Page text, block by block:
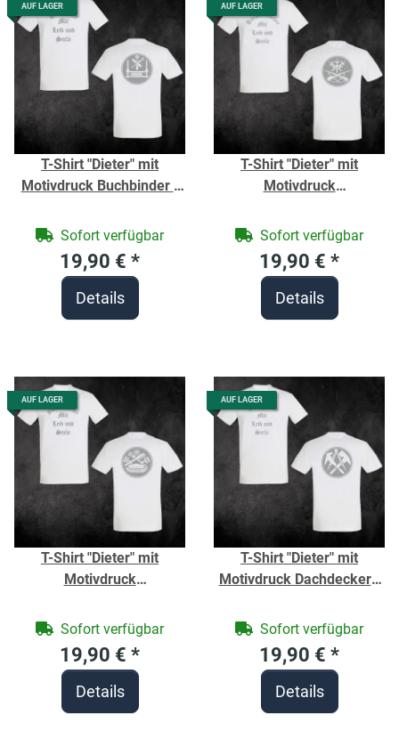
AUF LAGER
T-Shirt "Dieter" mit
Motivdruck Buchbinder -
Handwerker -
Sofort verfügbar
19,90 € *
Details
AUF LAGER
T-Shirt "Dieter" mit
Motivdruck
Shirt für Handwerker -
Sofort verfügbar
19,90 € *
Details
AUF LAGER
T-Shirt "Dieter" mit
Motivdruck
Shirt für Handwerker -
Sofort verfügbar
19,90 € *
Details
AUF LAGER
T-Shirt "Dieter" mit
Motivdruck Dachdecker -
Handwerker -
Sofort verfügbar
19,90 € *
Details